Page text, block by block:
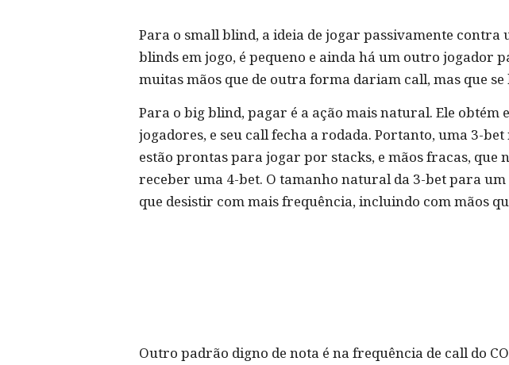
Para o small blind, a ideia de jogar passivamente
blinds em jogo, é pequeno e ainda há um outro jogador
muitas mãos que de outra forma dariam call, mas que
Para o big blind, pagar é a ação mais natural. Ele obtém
jogadores, e seu call fecha a rodada. Portanto, uma 3-
estão prontas para jogar por stacks, e mãos fracas, que
receber uma 4-bet. O tamanho natural da 3-bet para
que desistir com mais frequência, incluindo com mãos
Outro padrão digno de nota é na frequência de call do